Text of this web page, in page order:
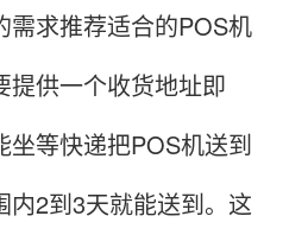
求推荐适合的POS机
提供一个收货地址即
坐等快递把POS机送到
内2到3天就能送到。这